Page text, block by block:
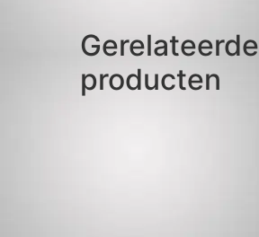
Gerelateerde
producten